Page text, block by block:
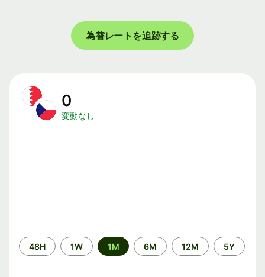
為替レートを追跡する
0
変動なし
期
間
48H 1W 1M 6M 12M 5Y